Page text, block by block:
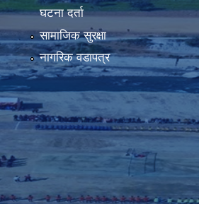
घटना दर्ता
सामाजिक सुरक्षा
नागरिक वडापत्र